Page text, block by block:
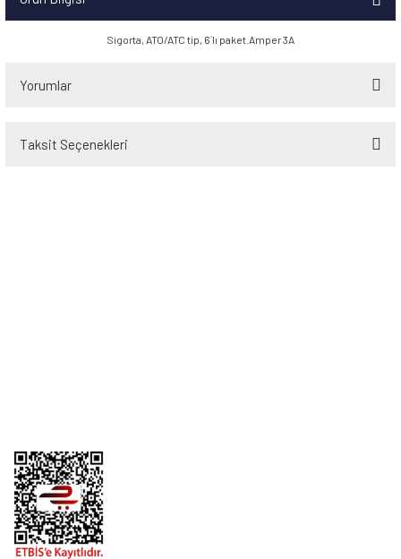
Sigorta, ATO/ATC tip, 6´lı paket.Amper 3A
Yorumlar
Taksit Seçenekleri